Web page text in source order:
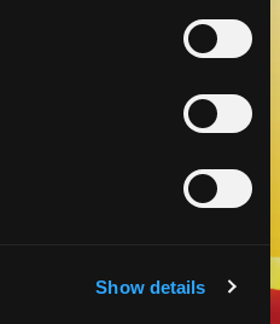
Show details